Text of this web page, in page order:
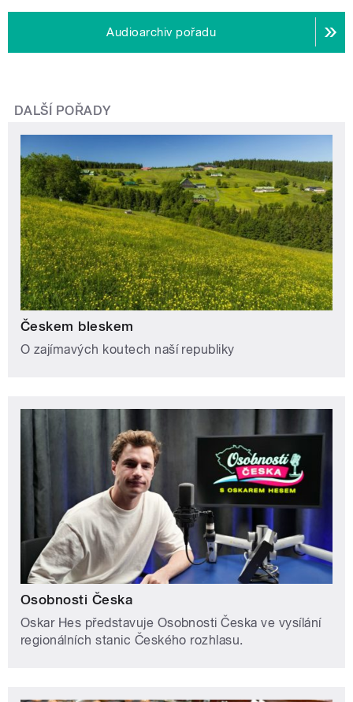
Audioarchiv pořadu
DALŠÍ POŘADY
Českem bleskem
O zajímavých koutech naší republiky
Osobnosti Česka
Oskar Hes představuje Osobnosti Česka ve vysílání
regionálních stanic Českého rozhlasu.